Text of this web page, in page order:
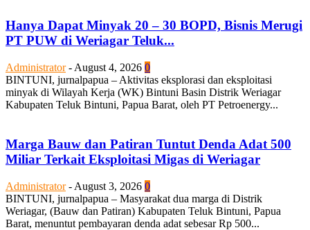
Hanya Dapat Minyak 20 – 30 BOPD, Bisnis Merugi
PT PUW di Weriagar Teluk...
Administrator - August 4, 2026 0
BINTUNI, jurnalpapua – Aktivitas eksplorasi dan eksploitasi
minyak di Wilayah Kerja (WK) Bintuni Basin Distrik Weriagar
Kabupaten Teluk Bintuni, Papua Barat, oleh PT Petroenergy...
Marga Bauw dan Patiran Tuntut Denda Adat 500
Miliar Terkait Eksploitasi Migas di Weriagar
Administrator - August 3, 2026 0
BINTUNI, jurnalpapua – Masyarakat dua marga di Distrik
Weriagar, (Bauw dan Patiran) Kabupaten Teluk Bintuni, Papua
Barat, menuntut pembayaran denda adat sebesar Rp 500...